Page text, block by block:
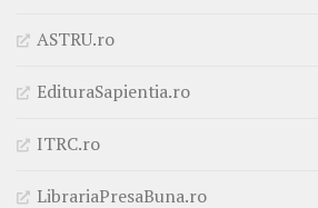
ASTRU.ro
EdituraSapientia.ro
ITRC.ro
LibrariaPresaBuna.ro